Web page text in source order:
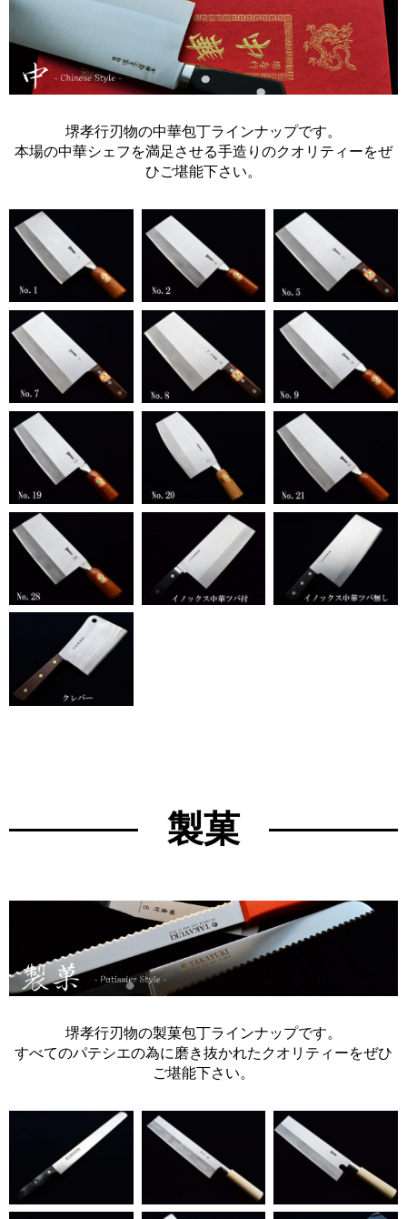
堺孝行刃物の中華包丁ラインナップです。
本場の中華シェフを満足させる手造りのクオリティーをぜ
ひご堪能下さい。
製菓
堺孝行刃物の製菓包丁ラインナップです。
すべてのパテシエの為に磨き抜かれたクオリティーをぜひ
ご堪能下さい。